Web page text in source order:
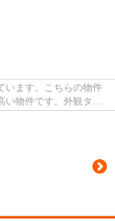
います。こちらの物件
い物件です。外観タイ